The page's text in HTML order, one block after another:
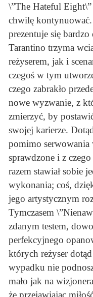
\”The Hateful
chwilę kontynuować.
prezentuje się
Tarantino trzyma
reżyserem, jak i
czegoś w tym
czego zabrakło
nowe wyzwanie, z
zmierzyć, by
swojej karierze.
pomimo
sprawdzone i z
razem stawiał sobie
wykonania; coś,
jego artystycznym
Tymczasem
zdanym testem,
perfekcyjnego
których reżyser
wypadku nie
mało jak na
że przejawiając